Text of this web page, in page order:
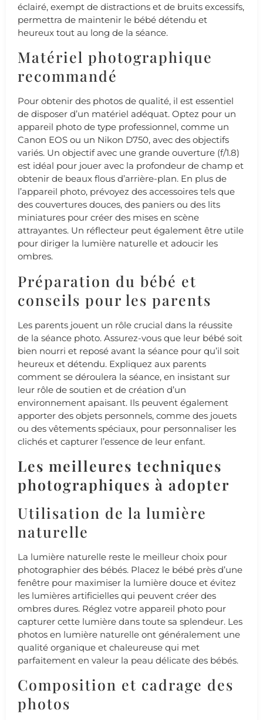
éclairé, exempt de distractions et de bruits excessifs,
permettra de maintenir le bébé détendu et
heureux tout au long de la séance.
Matériel photographique
recommandé
Pour obtenir des photos de qualité, il est essentiel
de disposer d’un matériel adéquat. Optez pour un
appareil photo de type professionnel, comme un
Canon EOS ou un Nikon D750, avec des objectifs
variés. Un objectif avec une grande ouverture (f/1.8)
est idéal pour jouer avec la profondeur de champ et
obtenir de beaux flous d’arrière-plan. En plus de
l’appareil photo, prévoyez des accessoires tels que
des couvertures douces, des paniers ou des lits
miniatures pour créer des mises en scène
attrayantes. Un réflecteur peut également être utile
pour diriger la lumière naturelle et adoucir les
ombres.
Préparation du bébé et
conseils pour les parents
Les parents jouent un rôle crucial dans la réussite
de la séance photo. Assurez-vous que leur bébé soit
bien nourri et reposé avant la séance pour qu’il soit
heureux et détendu. Expliquez aux parents
comment se déroulera la séance, en insistant sur
leur rôle de soutien et de création d’un
environnement apaisant. Ils peuvent également
apporter des objets personnels, comme des jouets
ou des vêtements spéciaux, pour personnaliser les
clichés et capturer l’essence de leur enfant.
Les meilleures techniques
photographiques à adopter
Utilisation de la lumière
naturelle
La lumière naturelle reste le meilleur choix pour
photographier des bébés. Placez le bébé près d’une
fenêtre pour maximiser la lumière douce et évitez
les lumières artificielles qui peuvent créer des
ombres dures. Réglez votre appareil photo pour
capturer cette lumière dans toute sa splendeur. Les
photos en lumière naturelle ont généralement une
qualité organique et chaleureuse qui met
parfaitement en valeur la peau délicate des bébés.
Composition et cadrage des
photos